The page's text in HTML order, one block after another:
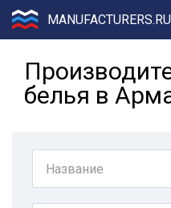
MANUFACTURERS.RU
белья в